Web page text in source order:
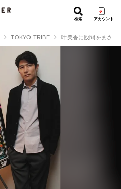
検索 アカウント
TOKYO TRIBE 叶美香に股間をまさぐ